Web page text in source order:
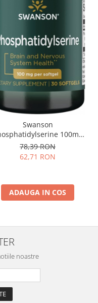
Swanson
100mg
30 softgels
78,39 RON
62,71 RON
ADAUGA IN COS
noastre